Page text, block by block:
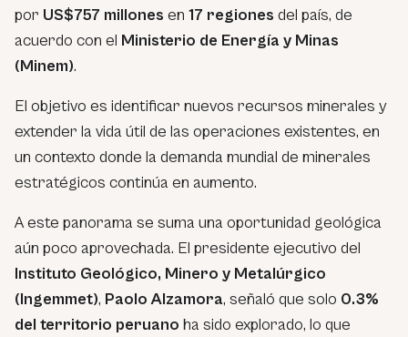
por US$757 millones en 17 regiones del país, de
acuerdo con el Ministerio de Energía y Minas
(Minem).
El objetivo es identificar nuevos recursos minerales y
extender la vida útil de las operaciones existentes, en
un contexto donde la demanda mundial de minerales
estratégicos continúa en aumento.
A este panorama se suma una oportunidad geológica
aún poco aprovechada. El presidente ejecutivo del
Instituto Geológico, Minero y Metalúrgico
(Ingemmet), Paolo Alzamora, señaló que solo 0.3%
del territorio peruano ha sido explorado, lo que